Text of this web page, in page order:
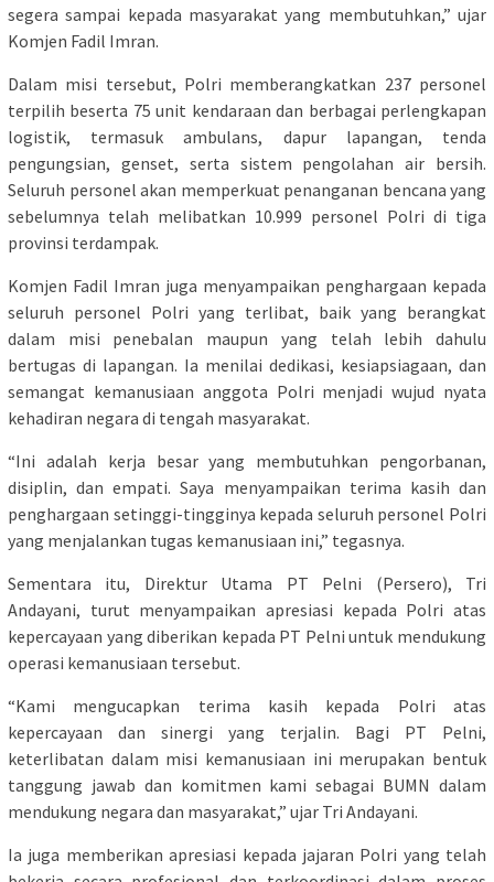
segera sampai kepada masyarakat yang membutuhkan,” ujar
Komjen Fadil Imran.
Dalam misi tersebut, Polri memberangkatkan 237 personel
terpilih beserta 75 unit kendaraan dan berbagai perlengkapan
logistik, termasuk ambulans, dapur lapangan, tenda
pengungsian, genset, serta sistem pengolahan air bersih.
Seluruh personel akan memperkuat penanganan bencana yang
sebelumnya telah melibatkan 10.999 personel Polri di tiga
provinsi terdampak.
Komjen Fadil Imran juga menyampaikan penghargaan kepada
seluruh personel Polri yang terlibat, baik yang berangkat
dalam misi penebalan maupun yang telah lebih dahulu
bertugas di lapangan. Ia menilai dedikasi, kesiapsiagaan, dan
semangat kemanusiaan anggota Polri menjadi wujud nyata
kehadiran negara di tengah masyarakat.
“Ini adalah kerja besar yang membutuhkan pengorbanan,
disiplin, dan empati. Saya menyampaikan terima kasih dan
penghargaan setinggi-tingginya kepada seluruh personel Polri
yang menjalankan tugas kemanusiaan ini,” tegasnya.
Sementara itu, Direktur Utama PT Pelni (Persero), Tri
Andayani, turut menyampaikan apresiasi kepada Polri atas
kepercayaan yang diberikan kepada PT Pelni untuk mendukung
operasi kemanusiaan tersebut.
“Kami mengucapkan terima kasih kepada Polri atas
kepercayaan dan sinergi yang terjalin. Bagi PT Pelni,
keterlibatan dalam misi kemanusiaan ini merupakan bentuk
tanggung jawab dan komitmen kami sebagai BUMN dalam
mendukung negara dan masyarakat,” ujar Tri Andayani.
Ia juga memberikan apresiasi kepada jajaran Polri yang telah